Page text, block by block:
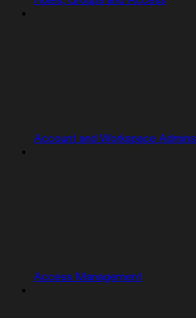
Account and Workspace Admins
Access Management